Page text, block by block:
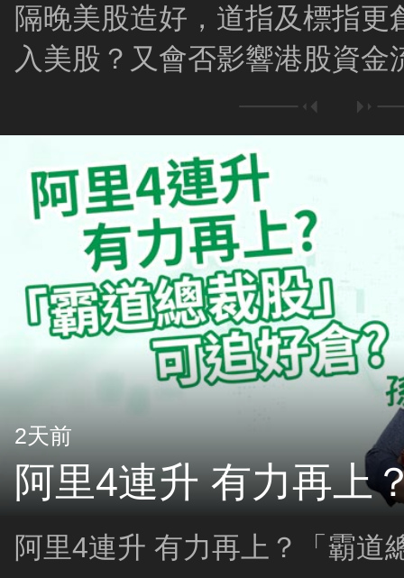
隔晚美股造好，道指及標指更
入美股？又會否影響港股資金
2天前
阿里4連升 有力再上
阿里4連升 有力再上？「霸道